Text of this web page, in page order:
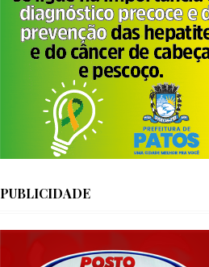
PUBLICIDADE